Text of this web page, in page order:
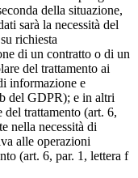
della situazione,
sarà la necessità del
richiesta
di un contratto o di un
del trattamento ai
informazione e
del GDPR); e in altri
trattamento (art. 6,
nella necessità di
alle operazioni
(art. 6, par. 1, lettera f